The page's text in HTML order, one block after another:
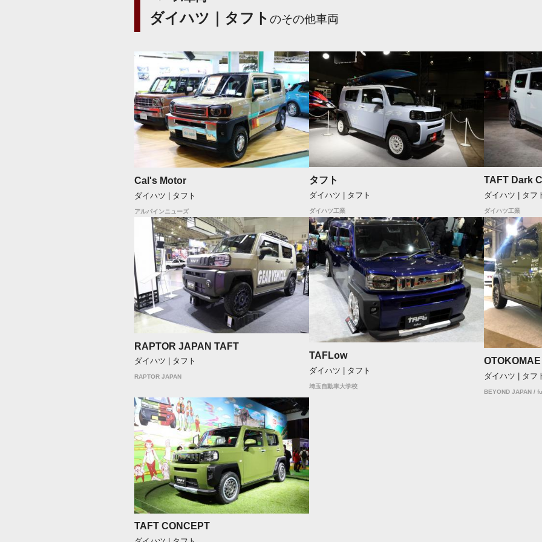
ダイハツ｜タフト のその他車両
Cal's Motor
ダイハツ | タフト
アルパインニューズ
タフト
ダイハツ | タフト
ダイハツ工業
TAFT Dark
ダイハツ | タフ
ダイハツ工業
RAPTOR JAPAN TAFT
ダイハツ | タフト
RAPTOR JAPAN
TAFLow
ダイハツ | タフト
埼玉自動車大学校
ダイハツ | タフ
BEYOND JAPAN /
TAFT CONCEPT